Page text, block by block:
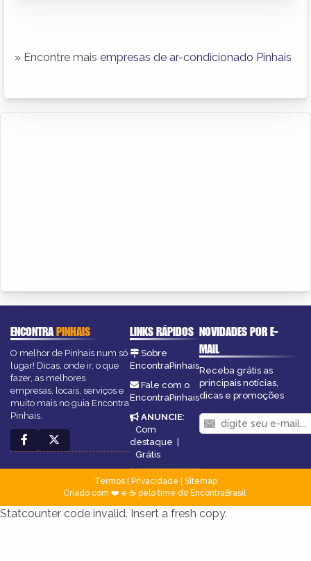
» Encontre mais empresas de ar-condicionado Pinhais
ENCONTRAPINHAIS
O melhor de Pinhais num só
lugar! Dicas, onde ir, o que
fazer, as melhores
empresas, locais, serviços e
muito mais no guia Encontra
Pinhais.
LINKS RÁPIDOS
Sobre
EncontraPinhais
Fale com o
EncontraPinhais
ANUNCIE:
Com
destaque |
Grátis
NOVIDADES POR E-
MAIL
Receba grátis as
principais notícias,
dicas e promoções
Termos| Privacidade
Sitemap
Criado com ❤️ e ☕ pelo time do EncontraBrasil
Statcounter code invalid. Insert a fresh copy.